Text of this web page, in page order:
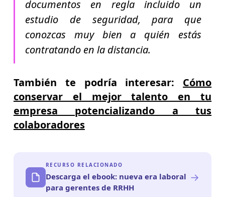
documentos en regla incluido un
estudio de seguridad, para que
conozcas muy bien a quién estás
contratando en la distancia.
También te podría interesar: Cómo
conservar el mejor talento en tu
empresa potencializando a tus
colaboradores
RECURSO RELACIONADO
Descarga el ebook: nueva era laboral
para gerentes de RRHH
→